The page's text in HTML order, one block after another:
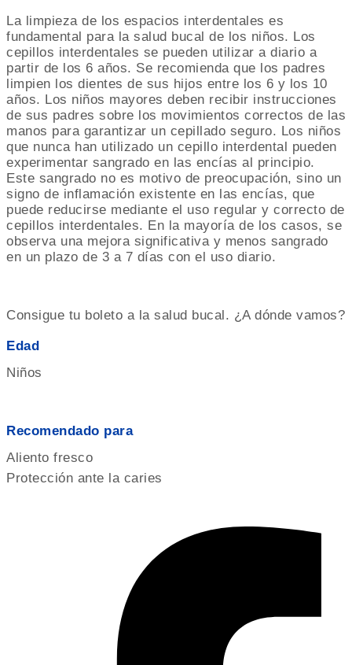
La limpieza de los espacios interdentales es
fundamental para la salud bucal de los niños. Los
cepillos interdentales se pueden utilizar a diario a
partir de los 6 años. Se recomienda que los padres
limpien los dientes de sus hijos entre los 6 y los 10
años. Los niños mayores deben recibir instrucciones
de sus padres sobre los movimientos correctos de las
manos para garantizar un cepillado seguro. Los niños
que nunca han utilizado un cepillo interdental pueden
experimentar sangrado en las encías al principio.
Este sangrado no es motivo de preocupación, sino un
signo de inflamación existente en las encías, que
puede reducirse mediante el uso regular y correcto de
cepillos interdentales. En la mayoría de los casos, se
observa una mejora significativa y menos sangrado
en un plazo de 3 a 7 días con el uso diario.
Consigue tu boleto a la salud bucal. ¿A dónde vamos?
Edad
Niños
Recomendado para
Aliento fresco
Protección ante la caries